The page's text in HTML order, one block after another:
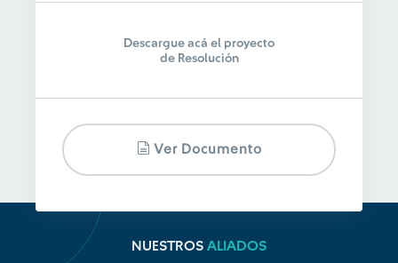
Descargue acá el proyecto
de Resolución
Ver Documento
NUESTROS ALIADOS